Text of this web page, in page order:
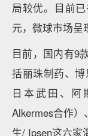
局较优。目前
元，微球市场呈
目前，国内有9
括丽珠制药、
日本武田、阿
Alkermes合作
生/ Ipsen这六家